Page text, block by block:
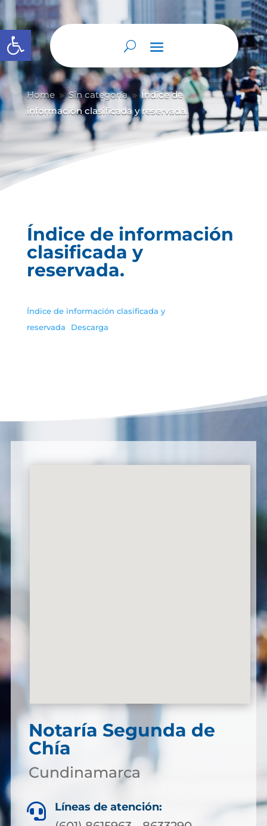
Abrir barra de herramientas
Home 9 Sin categoría 9 Índice de
información clasificada y reservada.
Índice de información
clasificada y
reservada.
Índice de información clasificada y
reservada
Descarga
Notaría Segunda de
Chía
Cundinamarca
 Líneas de atención: